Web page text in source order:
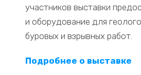
участников выставки
и оборудование для
буровых и взрывных работ.
Подробнее о выставке